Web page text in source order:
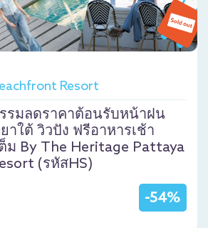
Resort
รมลดราคาต้อนรับหน้าฝน
ใต้ วิวปัง ฟรีอาหารเช้า
ม By The Heritage Pattaya
(รหัสHS)
-54%